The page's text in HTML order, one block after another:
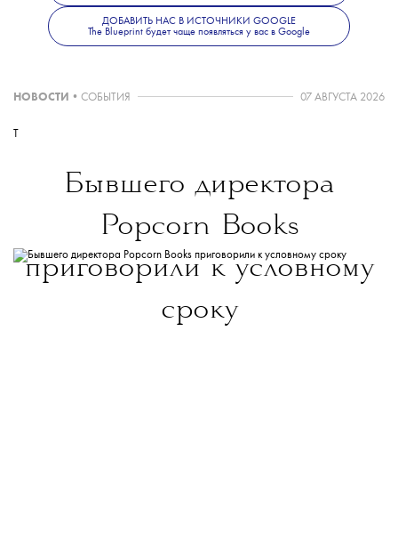
«обеспечит новый уровень конфиденциальности и
безопасности». У карты будет как физический аналог, так и
глобально, пока неизвестно.
ДОБАВИТЬ НАС В ИСТОЧНИКИ GOOGLE
The Blueprint будет чаще появляться у вас в Google
НОВОСТИ • СОБЫТИЯ 07 АВГУСТА 2026
T
Бывшего директора
Popcorn Books
приговорили к условному
сроку